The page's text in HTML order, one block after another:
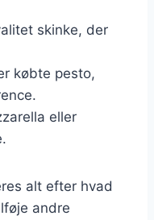
skinke, der
købte pesto,
eller
alt efter hvad
andre